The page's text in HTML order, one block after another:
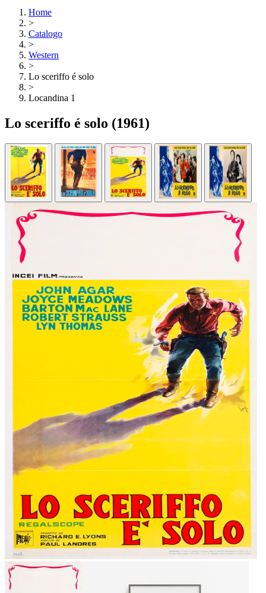
Home
>
Catalogo
>
Western
>
Lo sceriffo é solo
>
Locandina 1
Lo sceriffo é solo (1961)